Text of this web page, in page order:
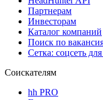
Партнерам
Инвесторам
Каталог компаний
Поиск по
Сетка: соцсеть
Соискателям
hh PRO